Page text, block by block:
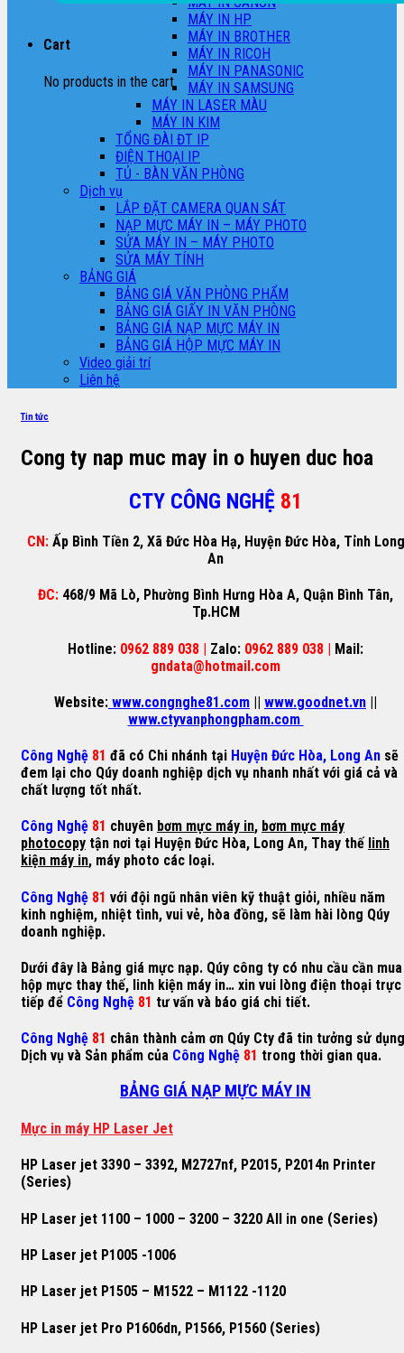
Cart
No products in the cart.
MÁY IN HP
MÁY IN BROTHER
MÁY IN RICOH
MÁY IN PANASONIC
MÁY IN SAMSUNG
MÁY IN LASER MÀU
MÁY IN KIM
TỔNG ĐÀI ĐT IP
ĐIỆN THOẠI IP
TỦ - BÀN VĂN PHÒNG
Dịch vụ
LẮP ĐẶT CAMERA QUAN SÁT
NẠP MỰC MÁY IN – MÁY PHOTO
SỬA MÁY IN – MÁY PHOTO
SỬA MÁY TÍNH
BẢNG GIÁ
BẢNG GIÁ VĂN PHÒNG PHẨM
BẢNG GIÁ GIẤY IN VĂN PHÒNG
BẢNG GIÁ NẠP MỰC MÁY IN
BẢNG GIÁ HỘP MỰC MÁY IN
Video giải trí
Liên hệ
Tin tức
Cong ty nap muc may in o huyen duc hoa
CTY CÔNG NGHỆ 81
CN: Ấp Bình Tiền 2, Xã Đức Hòa Hạ, Huyện Đức Hòa, Tỉnh Long
An
ĐC: 468/9 Mã Lò, Phường Bình Hưng Hòa A, Quận Bình Tân,
Tp.HCM
Hotline: 0962 889 038 | Zalo: 0962 889 038 | Mail:
gndata@hotmail.com
Website: www.congnghe81.com || www.goodnet.vn ||
www.ctyvanphongpham.com
Công Nghệ 81 đã có Chi nhánh tại Huyện Đức Hòa, Long An sẽ
đem lại cho Qúy doanh nghiệp dịch vụ nhanh nhất với giá cả và
chất lượng tốt nhất.
Công Nghệ 81 chuyên bơm mực máy in, bơm mực máy
photocopy tận nơi tại Huyện Đức Hòa, Long An, Thay thế linh
kiện máy in, máy photo các loại.
Công Nghệ 81 với đội ngũ nhân viên kỹ thuật giỏi, nhiều năm
kinh nghiệm, nhiệt tình, vui vẻ, hòa đồng, sẽ làm hài lòng Qúy
doanh nghiệp.
Dưới đây là Bảng giá mực nạp. Qúy công ty có nhu cầu cần mua
hộp mực thay thế, linh kiện máy in… xin vui lòng điện thoại trực
tiếp để Công Nghệ 81 tư vấn và báo giá chi tiết.
Công Nghệ 81 chân thành cảm ơn Qúy Cty đã tin tưởng sử dụng
Dịch vụ và Sản phẩm của Công Nghệ 81 trong thời gian qua.
BẢNG GIÁ NẠP MỰC MÁY IN
Mực in máy HP Laser Jet
HP Laser jet 3390 – 3392, M2727nf, P2015, P2014n Printer
(Series)
HP Laser jet 1100 – 1000 – 3200 – 3220 All in one (Series)
HP Laser jet P1005 -1006
HP Laser jet P1505 – M1522 – M1122 -1120
HP Laser jet Pro P1606dn, P1566, P1560 (Series)